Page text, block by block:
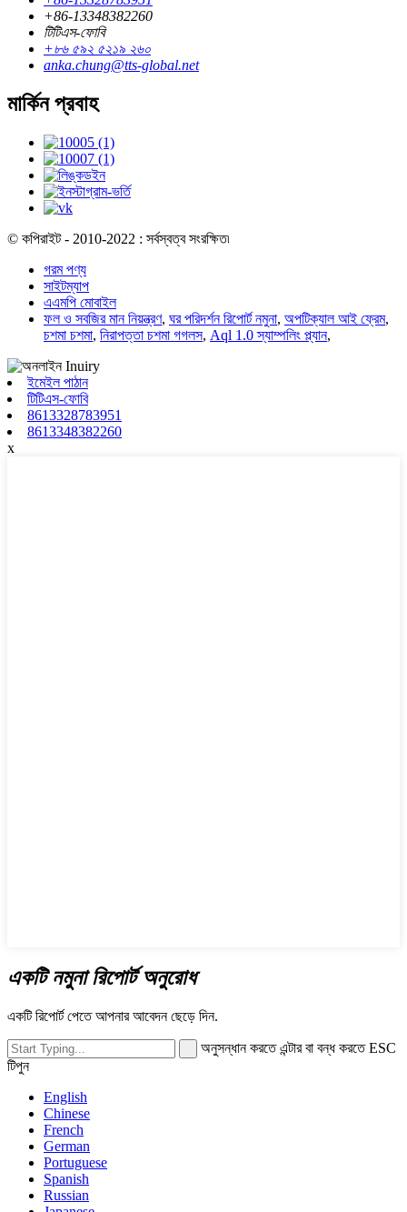
+86-13348382260
টিটিএস-ফোবি
+৮৬ ৫৯২ ৫২১৯ ২৬০
anka.chung@tts-global.net
মার্কিন প্রবাহ
© কপিরাইট - 2010-2022 : সর্বস্বত্ব সংরক্ষিত৷
গরম পণ্য
সাইটম্যাপ
এএমপি মোবাইল
ফল ও সবজির মান নিয়ন্ত্রণ, ঘর পরিদর্শন রিপোর্ট নমুনা, অপটিক্যাল আই ফ্রেম,
চশমা চশমা, নিরাপত্তা চশমা গগলস, Aql 1.0 স্যাম্পলিং প্ল্যান,
ইমেইল পাঠান
টিটিএস-ফোবি
8613328783951
8613348382260
x
একটি নমুনা রিপোর্ট অনুরোধ
একটি রিপোর্ট পেতে আপনার আবেদন ছেড়ে দিন.
অনুসন্ধান করতে এন্টার বা বন্ধ করতে ESC
টিপুন
English
Chinese
French
German
Portuguese
Spanish
Russian